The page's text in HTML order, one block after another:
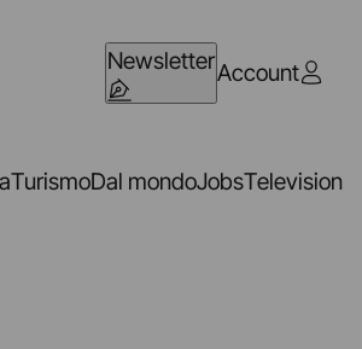
NewsletterAccount
TurismoDal mondoJobsTelevision